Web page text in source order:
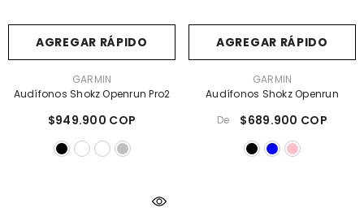
AGREGAR RÁPIDO
GARMIN
Audífonos Shokz Openrun Pro2
$949.900 COP
AGREGAR RÁPIDO
GARMIN
Audífonos Shokz Openrun
De
$689.900 COP